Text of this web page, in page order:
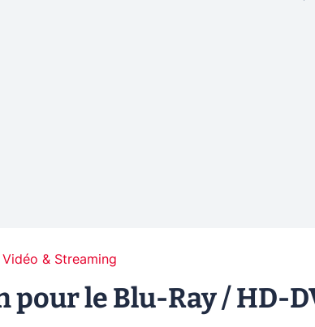
Vidéo & Streaming
le Blu-Ray / HD-